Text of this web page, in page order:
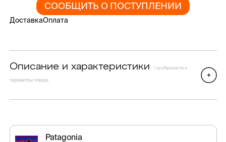
СООБЩИТЬ О ПОСТУПЛЕНИИ
ДоставкаОплата
Описание и характеристики / особенности и
параметры товара
Patagonia